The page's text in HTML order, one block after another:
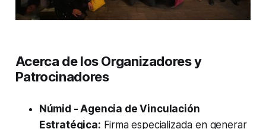
​Acerca de los Organizadores y
Patrocinadores
Númid - Agencia de Vinculación
Estratégica: Firma especializada en generar